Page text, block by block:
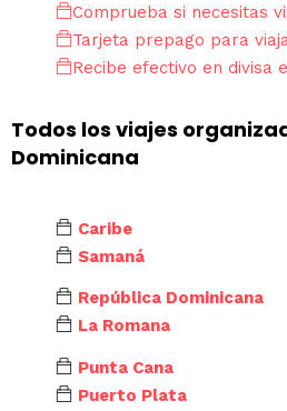
Comprueba si necesitas
Tarjeta prepago para
Recibe efectivo en divisa
Todos los viajes
Dominicana
Caribe
Samaná
República Dominicana
La Romana
Punta Cana
Puerto Plata